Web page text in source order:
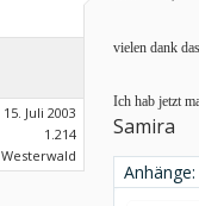
15. Juli 2003
1.214
Westerwald
vielen dank
Ich hab jetzt
Samira
Anhänge: